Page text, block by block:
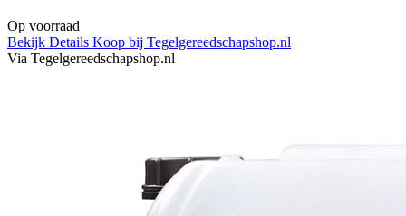
Op voorraad
Bekijk Details Koop bij Tegelgereedschapshop.nl
Via Tegelgereedschapshop.nl